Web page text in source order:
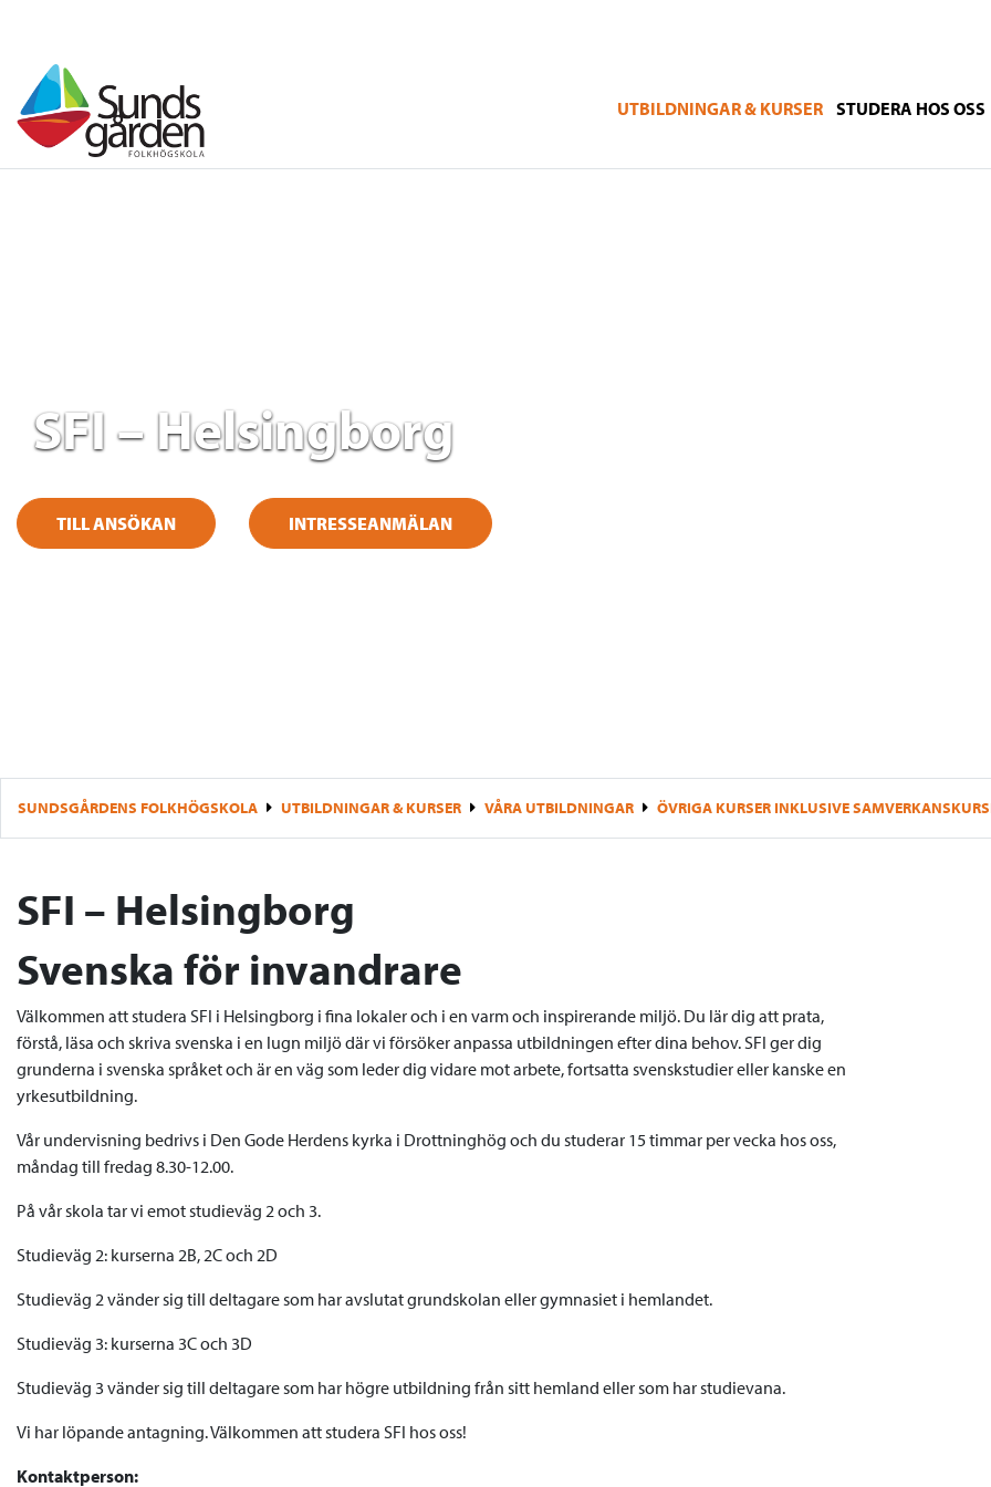
UTBILDNINGAR & KURSER STUDERA HOS OSS
SFI – Helsingborg
TILL ANSÖKAN INTRESSEANMÄLAN
SUNDSGÅRDENS FOLKHÖGSKOLA UTBILDNINGAR & KURSER VÅRA UTBILDNINGAR ÖVRIGA KURSER INKLUSIVE
SFI – Helsingborg
Svenska för invandrare
Välkommen att studera SFI i Helsingborg i fina lokaler och i en varm och inspirerande miljö. Du lär dig att prata,
förstå, läsa och skriva svenska i en lugn miljö där vi försöker anpassa utbildningen efter dina behov. SFI ger dig
grunderna i svenska språket och är en väg som leder dig vidare mot arbete, fortsatta svenskstudier eller kanske en
yrkesutbildning.
Vår undervisning bedrivs i Den Gode Herdens kyrka i Drottninghög och du studerar 15 timmar per vecka hos oss,
måndag till fredag 8.30-12.00.
På vår skola tar vi emot studieväg 2 och 3.
Studieväg 2: kurserna 2B, 2C och 2D
Studieväg 2 vänder sig till deltagare som har avslutat grundskolan eller gymnasiet i hemlandet.
Studieväg 3: kurserna 3C och 3D
Studieväg 3 vänder sig till deltagare som har högre utbildning från sitt hemland eller som har studievana.
Vi har löpande antagning. Välkommen att studera SFI hos oss!
Kontaktperson: